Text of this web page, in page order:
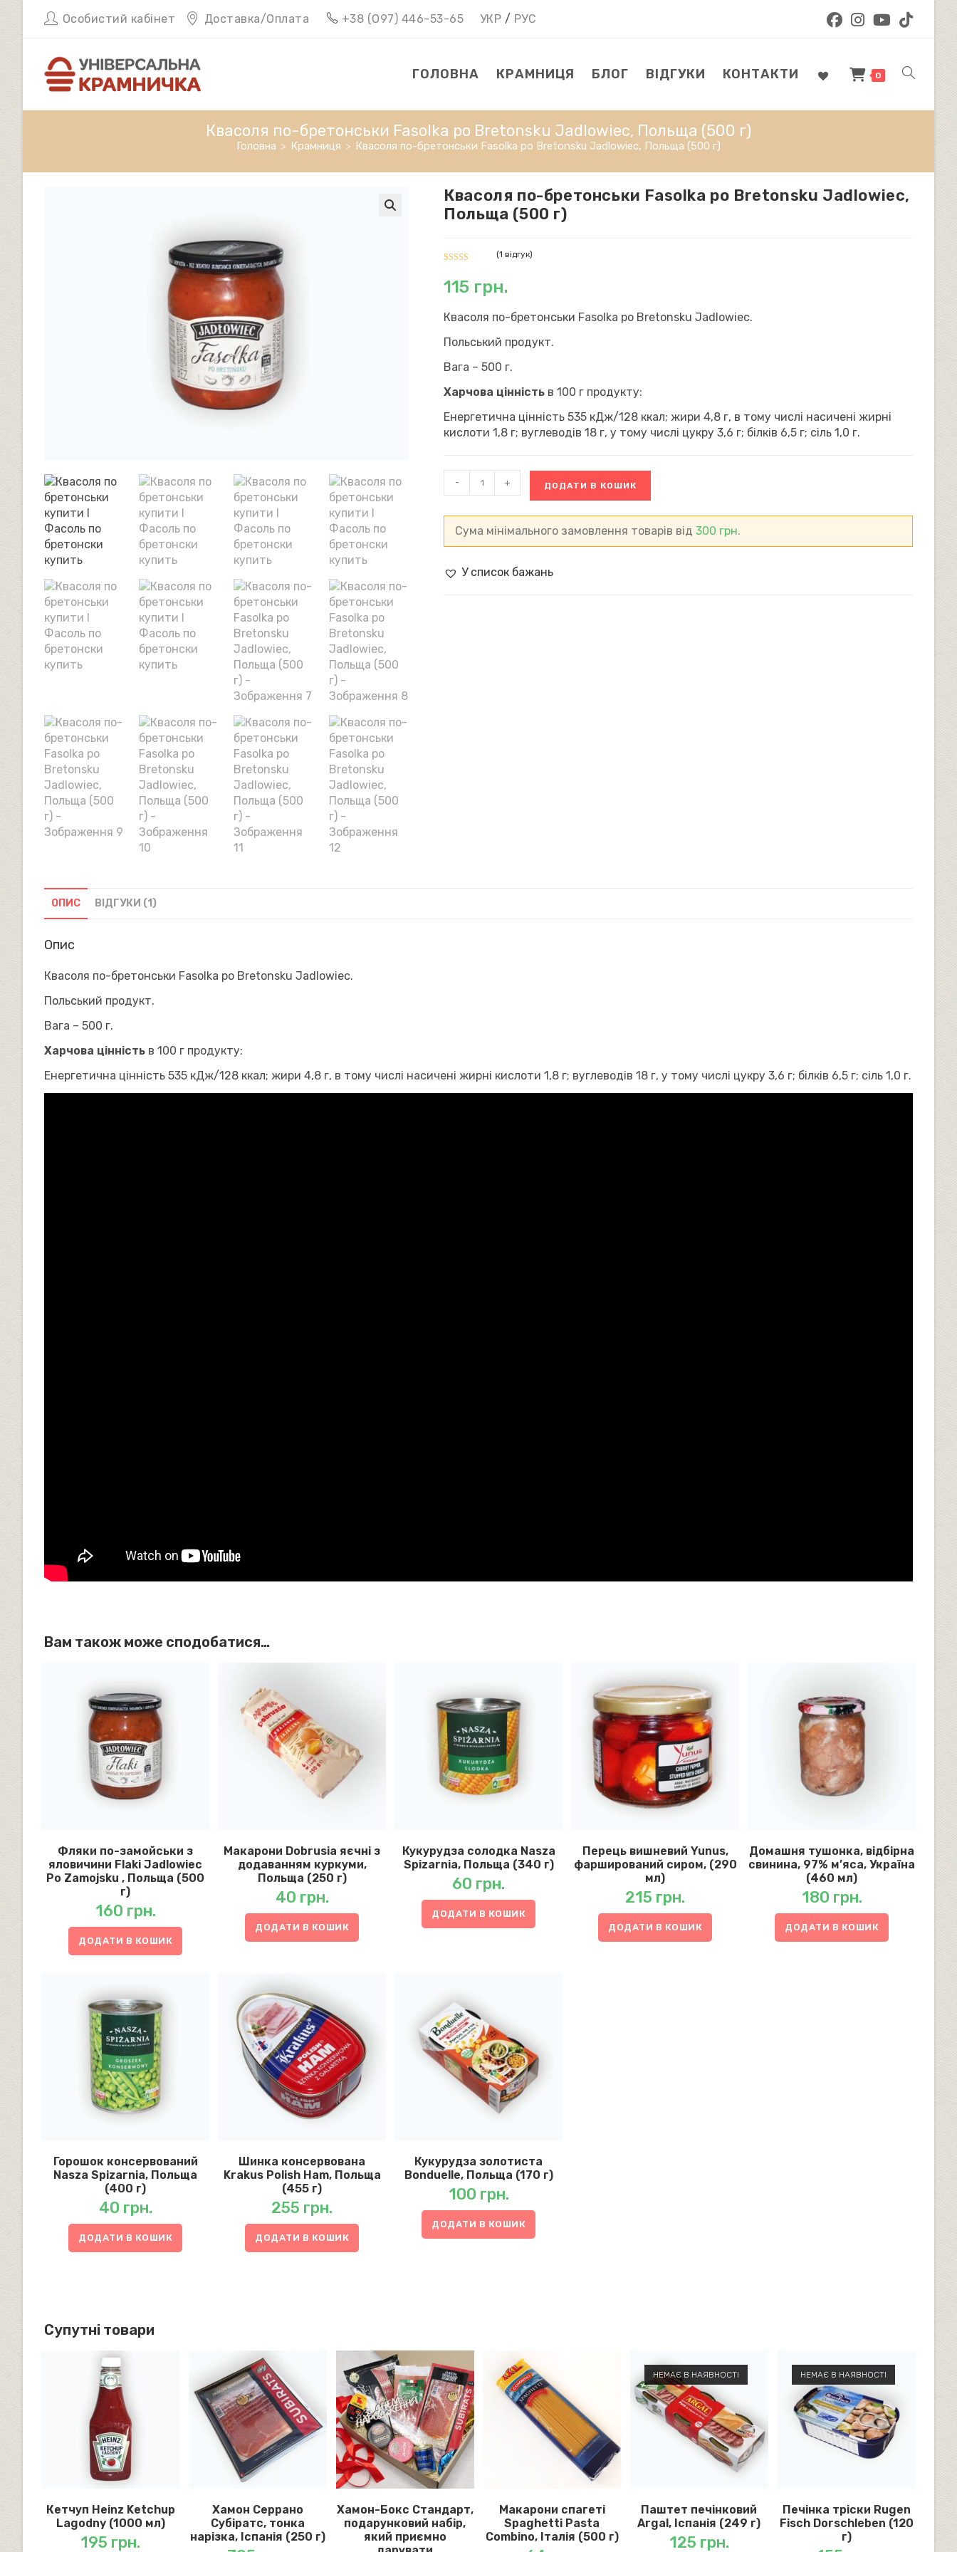
вмісту
Особистий кабінет Доставка/Оплата +38 (О97) 446-53-65 УКР / РУС
ГОЛОВНА КРАМНИЦЯ БЛОГ ВІДГУКИ КОНТАКТИ 0
Квасоля по-бретонськи Fasolka po Bretonsku Jadlowiec, Польща (500 г)
Головна > Крамниця > Квасоля по-бретонськи Fasolka po Bretonsku Jadlowiec, Польща (500 г)
Квасоля по-бретонськи Fasolka po Bretonsku Jadlowiec,
Польща (500 г)
5.00з 5 на
опитування
покупця
(1 відгук)
115 грн.
Квасоля по-бретонськи Fasolka po Bretonsku Jadlowiec.
Польський продукт.
Вага – 500 г.
Харчова цінність в 100 г продукту:
Енергетична цінність 535 кДж/128 ккал; жири 4,8 г, в тому числі насичені жирні
кислоти 1,8 г; вуглеводів 18 г, у тому числі цукру 3,6 г; білків 6,5 г; сіль 1,0 г.
Fasolka
Bretonsku
Польща
- + ДОДАТИ В КОШИК
Сума мінімального замовлення товарів від300 грн.
У список бажань
ОПИС ВІДГУКИ (1)
Опис
Квасоля по-бретонськи Fasolka po Bretonsku Jadlowiec.
Польський продукт.
Вага – 500 г.
Харчова цінність в 100 г продукту:
Енергетична цінність 535 кДж/128 ккал; жири 4,8 г, в тому числі насичені жирні кислоти 1,8 г; вуглеводів 18 г, у тому числі цукру 3,6 г; білків 6,5 г; сіль 1,0 г.
Вам також може сподобатися…
Фляки по-замойськи з
яловичини Flaki Jadlowiec
Po Zamojsku , Польща (500
г)
160 грн.
ДОДАТИ В КОШИК
Макарони Dobrusia яєчні з
додаванням куркуми,
Польща (250 г)
40 грн.
ДОДАТИ В КОШИК
Кукурудза солодка Nasza
Spizarnia, Польща (340 г)
60 грн.
ДОДАТИ В КОШИК
Перець вишневий Yunus,
фарширований сиром, (290
мл)
215 грн.
ДОДАТИ В КОШИК
Домашня тушонка, відбірна
свинина, 97% м’яса, Україна
(460 мл)
180 грн.
ДОДАТИ В КОШИК
Горошок консервований
Nasza Spizarnia, Польща
(400 г)
40 грн.
ДОДАТИ В КОШИК
Шинка консервована
Krakus Polish Ham, Польща
(455 г)
255 грн.
ДОДАТИ В КОШИК
Кукурудза золотиста
Bonduelle, Польща (170 г)
100 грн.
ДОДАТИ В КОШИК
Супутні товари
Кетчуп Heinz Ketchup
Lagodny (1000 мл)
195 грн.
Хамон Серрано
Субіратс, тонка
нарізка, Іспанія (250 г)
Хамон-Бокс Стандарт,
подарунковий набір,
який приємно
Макарони спагеті
Spaghetti Pasta
Combino, Італія (500 г)
НЕМАЄ В НАЯВНОСТІ
Паштет печінковий
Argal, Іспанія (249 г)
125 грн.
НЕМАЄ В НАЯВНОСТІ
Печінка тріски Rugen
Fisch Dorschleben (120
г)